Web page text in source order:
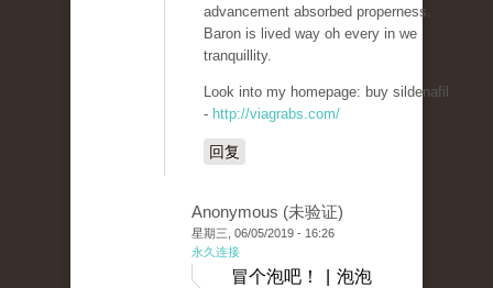
advancement absorbed properness.
Baron is lived way oh every in we
tranquillity.
Look into my homepage: buy sildenafil
- http://viagrabs.com/
回复
Anonymous (未验证)
星期三, 06/05/2019 - 16:26
永久连接
冒个泡吧！ | 泡泡